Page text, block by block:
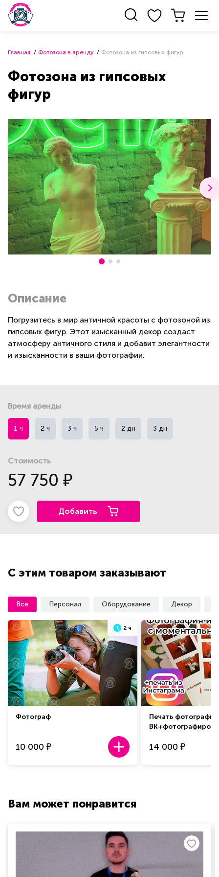
Главная Фотозона в аренду Фотозона из гипсовых фигур
Фотозона из гипсовых
фигур
Описание
Погрузитесь в мир античной красоты с фотозоной из
гипсовых фигур. Этот изысканный декор создаст
атмосферу античного стиля и добавит элегантности
и изысканности в ваши фотографии.
Время аренды
1 ч 2 ч 3 ч 5 ч 2 дн 3 дн
Стоимость
57 750 ₽
Добавить
С этим товаром заказывают
Все Персонал Оборудование Декор
2 ч
Фотограф
10 000 ₽
Печать
14 000 ₽
Вам может понравится